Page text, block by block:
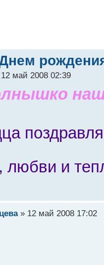
май 2008 02:39
любви и
» 12 май 2008 17:02